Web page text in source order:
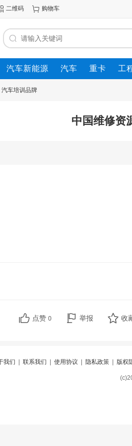
二维码 购物车
汽车新能源 汽车 重卡 工
汽车培训品牌
中国维修资
点赞 0 举报 收
我们 联系我们 使用协议 隐私政策 版权